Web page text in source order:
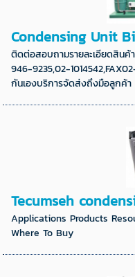
Condensing Unit
ติดต่อสอบถามรายละเอียดสิน
946-9235,02-
กันเองบริการจัดส่งถึงมือลูกค้
Tecumseh
Applications Products
Where To Buy